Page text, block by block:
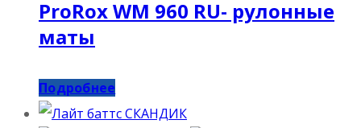
ProRox WM 960 RU- рулонные
маты
Подробнее